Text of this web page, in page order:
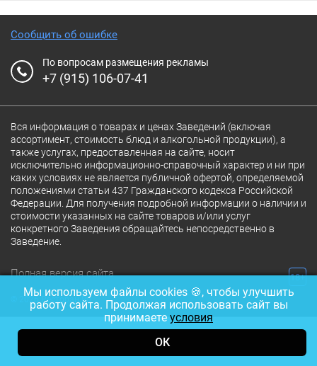
Сообщить об ошибке
По вопросам размещения рекламы
+7 (915) 106-07-41
Вся информация о товарах и ценах Заведений (включая
ассортимент, стоимость блюд и алкогольной продукции), а
также услугах, предоставленная на сайте, носит
исключительно информационно-справочный характер и ни при
каких условиях не является публичной офертой, определяемой
положениями статьи 437 Гражданского кодекса Российской
Федерации. Для получения подробной информации о наличии и
стоимости указанных на сайте товаров и/или услуг
конкретного Заведения обращайтесь непосредственно в
Заведение.
Полная версия сайта 18+
© 2026 Ресторан.Ru
Мы используем файлы cookies 🍪, чтобы улучшить
работу сайта. Продолжая использовать сайт вы
принимаете условия
ОК